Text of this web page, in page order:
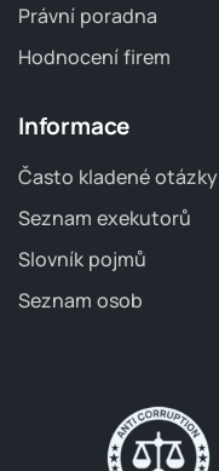
Právní poradna
Hodnocení firem
Informace
Často kladené otázky
Seznam exekutorů
Slovník pojmů
Seznam osob